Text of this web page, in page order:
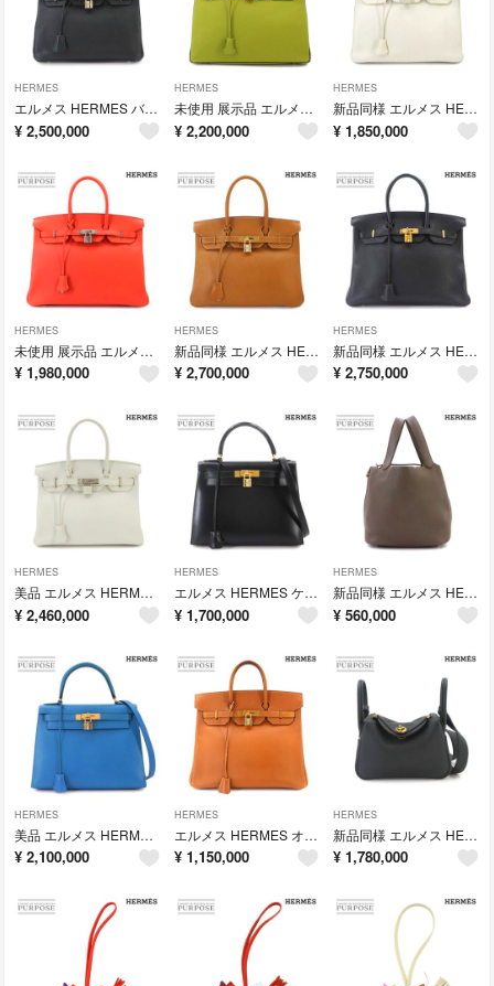
HERMES
エルメス HERMES バーキン30 トリヨンクレマンス ブラック ハンド バッグ □R刻印 シルバー 金具 Birkin 90338354
¥ 2,500,000
HERMES
未使用 展示品 エルメス HERMES バーキン35 パーソナル SPO トゴ ピスタチオ ブルーオラージュ ハンド バッグ □Q刻印 90337814
¥ 2,200,000
HERMES
新品同様 エルメス HERMES バーキン35 トリヨンクレマンス ホワイト ハンド バッグ R刻印 シルバー 金具 90337812
¥ 1,850,000
HERMES
未使用 展示品 エルメス HERMES バーキン35 エプソン フラミンゴ ハンド バッグ □Q刻印 シルバー 金具 Birkin 90337800
¥ 1,980,000
HERMES
新品同様 エルメス HERMES バーキン30 アルデンヌ ナチュラル ハンド バッグ □B刻印 1998年製 ヴィンテージ ゴールド 金具 90337780
¥ 2,700,000
HERMES
新品同様 エルメス HERMES バーキン35 トゴ ブラック ハンド バッグ X刻印 ゴールド 金具 Birkin 90336893
¥ 2,750,000
HERMES
美品 エルメス HERMES バーキン30 トゴ ホワイト ハンド バッグ X刻印 シルバー 金具 Birkin 90336888
¥ 2,460,000
HERMES
エルメス HERMES ケリー 28 ボックスカーフ ブラック 2way ハンド ショルダー バッグ 〇X刻印 1994年製 外縫い ゴールド 金具 90336810
¥ 1,700,000
HERMES
新品同様 エルメス HERMES ピコタンロック MM ハンド バッグ トリヨンクレマンス エタン Y刻印 シルバー 金具 90336800
¥ 560,000
HERMES
美品 エルメス HERMES ケリー 28 2way ハンド ショルダー バッグ クシュベル エプソン ブルーフランス 外縫い □A刻印 1997年製 ゴールド 金具 Kelly 90336799
¥ 2,100,000
HERMES
エルメス HERMES オータクロア 32 ハンド バッグ シャモニー ナチュラル 〇X刻印 1994年製 ゴールド 金具 アンティーク 90336798
¥ 1,150,000
HERMES
新品同様 エルメス HERMES リンディ ミニ 2way ハンド ショルダー バッグ トリヨンクレマンス ブラック W刻印 ゴールド 金具 90336397
¥ 1,780,000